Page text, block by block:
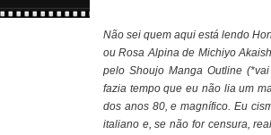
Não sei quem aqui está lendo
ou Rosa Alpina de Michiyo
pelo Shoujo Manga Outline
fazia tempo que eu não lia um
dos anos 80, e magnífico. Eu
italiano e, se não for censura,